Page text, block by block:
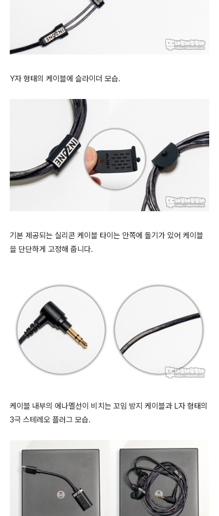
Y자 형태의 케이블에 슬라이더 모습.
기본 제공되는 실리콘 케이블 타이는 안쪽에 돌기가 있어 케이블
을 단단하게 고정해 줍니다.
케이블 내부의 에나멜선이 비치는 꼬임 방지 케이블과 L자 형태의
3극 스테레오 플러그 모습.